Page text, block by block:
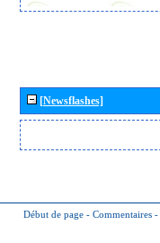
[Newsflashes]
Début de page - Commentaires -